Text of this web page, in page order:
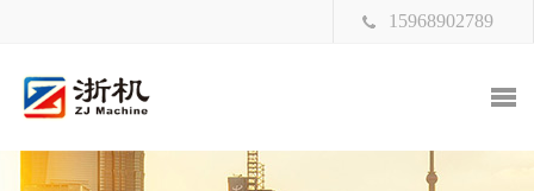
15968902789